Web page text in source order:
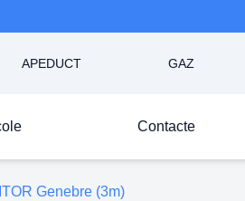
APEDUCT GAZ
Contacte
Genebre (3m)